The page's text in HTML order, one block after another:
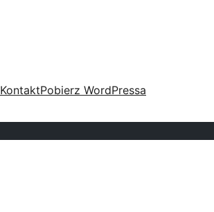
KontaktPobierz WordPressa